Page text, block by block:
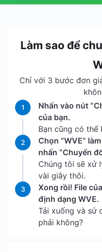
Làm sao để
Chỉ với 3 bước đơn
1
Nhấn vào nút
của bạn.
Bạn cũng có
2
Chọn “WVE”
nhấn “Chuyển
Chúng tôi sẽ xử
vài giây thôi.
3
Xong rồi! File
định dạng WVE.
Tải xuống và sử
phải không?